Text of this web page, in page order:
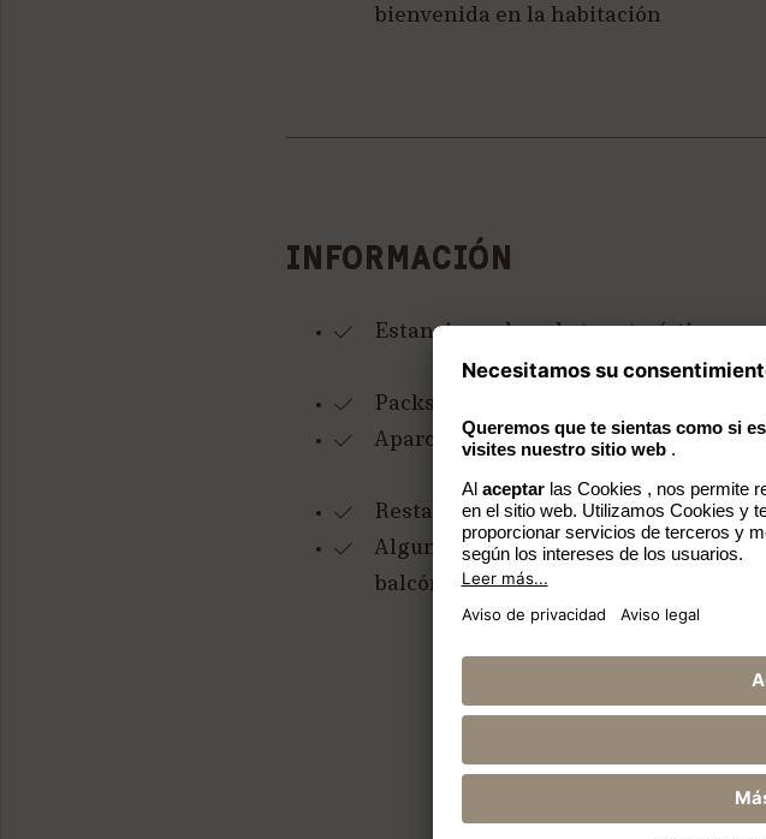
bienvenida en la habitación
INFORMACIÓN
Estancia excluye la tasa turística
Packs de jacuzzi reservables
Aparcamiento gratuito cerca del hotel
Restaurantes con terraza y azotea
Algunas habitaciones y suites tienen
balcón, terraza y jacuzzi privado